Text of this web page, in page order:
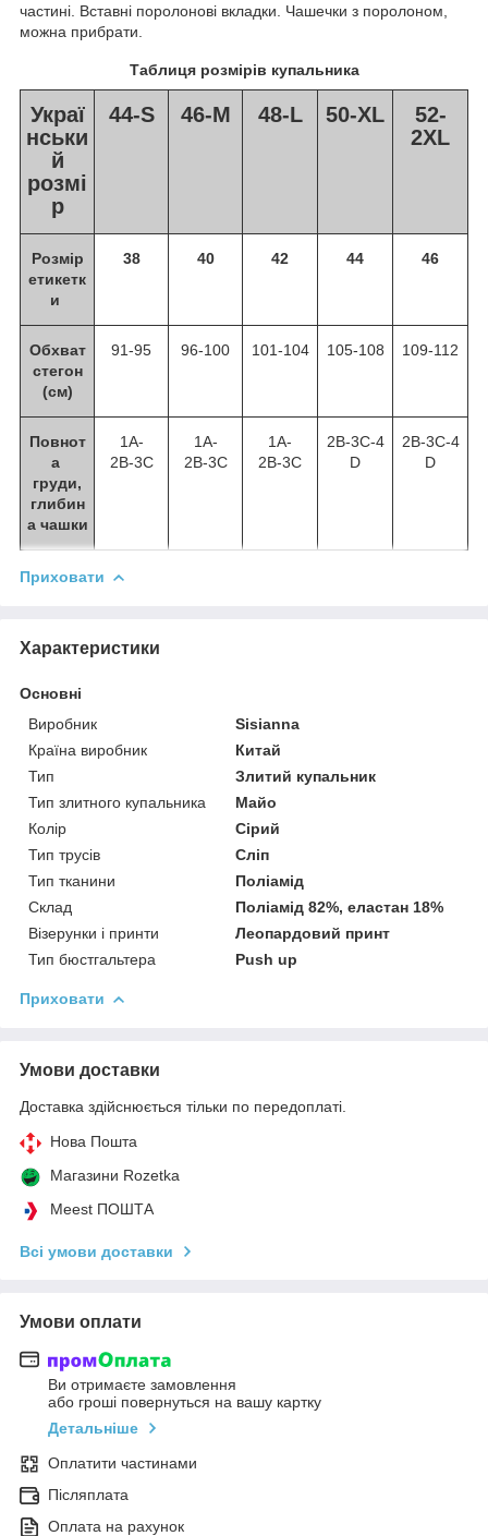
частині. Вставні поролонові вкладки. Чашечки з поролоном,
можна прибрати.
Таблиця розмірів купальника
Украї
нськи
й
розмі
р
44-S 46-M 48-L 50-XL
52-
2XL
Розмір
етикетк
и
38 40 42 44 46
Обхват
стегон
(см)
91-95 96-100 101-104 105-108 109-112
Повнот
а
груди,
глибин
а чашки
1A-
2В-3С
1A-
2В-3С
1A-
2В-3С
2В-3С-4
D
2В-3С-4
D
Приховати
Характеристики
Основні
Виробник
Sisianna
Країна виробник
Китай
Тип
Злитий купальник
Тип злитного купальника
Майо
Колір
Сірий
Тип трусів
Сліп
Тип тканини
Поліамід
Склад
Поліамід 82%, еластан 18%
Візерунки і принти
Леопардовий принт
Тип бюстгальтера
Push up
Приховати
Умови доставки
Доставка здійснюється тільки по передоплаті.
Нова Пошта
Магазини Rozetka
Meest ПОШТА
Всі умови доставки
Умови оплати
Ви отримаєте замовлення
або гроші повернуться на вашу картку
Детальніше
Оплатити частинами
Післяплата
Оплата на рахунок